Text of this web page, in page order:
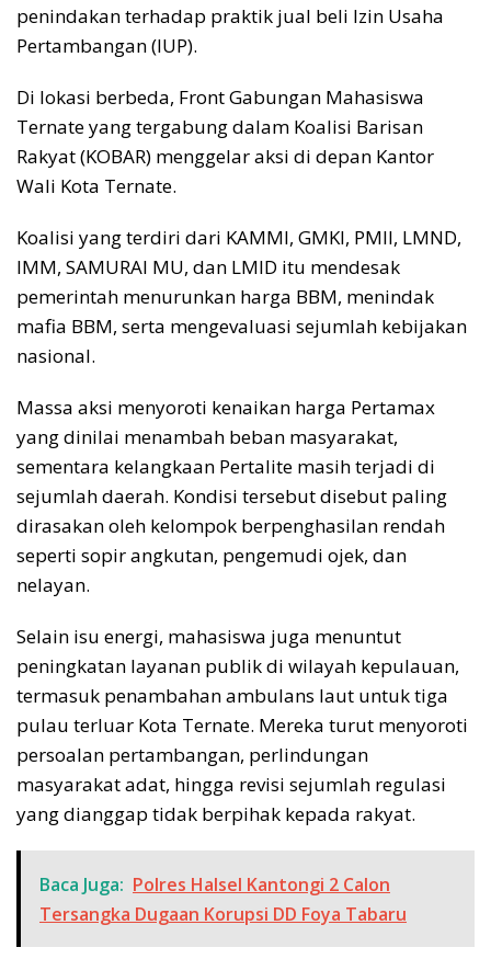
penindakan terhadap praktik jual beli Izin Usaha
Pertambangan (IUP).
Di lokasi berbeda, Front Gabungan Mahasiswa
Ternate yang tergabung dalam Koalisi Barisan
Rakyat (KOBAR) menggelar aksi di depan Kantor
Wali Kota Ternate.
Koalisi yang terdiri dari KAMMI, GMKI, PMII, LMND,
IMM, SAMURAI MU, dan LMID itu mendesak
pemerintah menurunkan harga BBM, menindak
mafia BBM, serta mengevaluasi sejumlah kebijakan
nasional.
Massa aksi menyoroti kenaikan harga Pertamax
yang dinilai menambah beban masyarakat,
sementara kelangkaan Pertalite masih terjadi di
sejumlah daerah. Kondisi tersebut disebut paling
dirasakan oleh kelompok berpenghasilan rendah
seperti sopir angkutan, pengemudi ojek, dan
nelayan.
Selain isu energi, mahasiswa juga menuntut
peningkatan layanan publik di wilayah kepulauan,
termasuk penambahan ambulans laut untuk tiga
pulau terluar Kota Ternate. Mereka turut menyoroti
persoalan pertambangan, perlindungan
masyarakat adat, hingga revisi sejumlah regulasi
yang dianggap tidak berpihak kepada rakyat.
Baca Juga: Polres Halsel Kantongi 2 Calon
Tersangka Dugaan Korupsi DD Foya Tabaru